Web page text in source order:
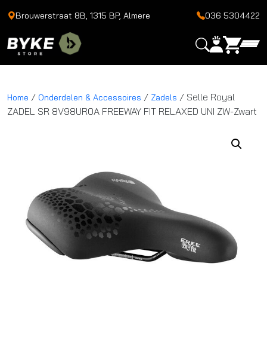
Brouwerstraat 8B, 1315 BP, Almere 036 5304422
Home / Onderdelen & Accessoires / Zadels / Selle Royal
ZADEL SR 8V98UR0A FREEWAY FIT RELAXED UNI ZW-Zwart